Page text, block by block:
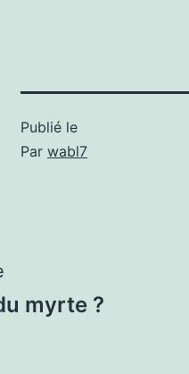
Publié le
Par wabl7
myrte ?